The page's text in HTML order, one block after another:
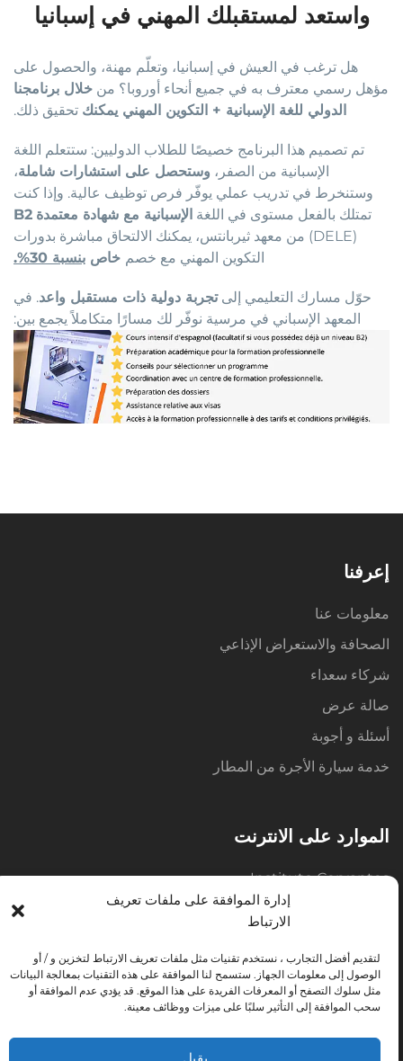
إدارة الموافقة على ملفات تعريف
الارتباط
لتقديم أفضل التجارب ، نستخدم تقنيات مثل ملفات تعريف الارتباط لتخزين و / أو
الوصول إلى معلومات الجهاز. ستسمح لنا الموافقة على هذه التقنيات بمعالجة البيانات
مثل سلوك التصفح أو المعرفات الفريدة على هذا الموقع. قد يؤدي عدم الموافقة أو
سحب الموافقة إلى التأثير سلبًا على ميزات ووظائف معينة.
يقبل
واستعد لمستقبلك المهني في إسبانيا
هل ترغب في العيش في إسبانيا، وتعلّم مهنة، والحصول على
مؤهل رسمي معترف به في جميع أنحاء أوروبا؟ من خلال برنامجنا
الدولي للغة الإسبانية + التكوين المهني يمكنكتحقيق ذلك.
تم تصميم هذا البرنامج خصيصًا للطلاب الدوليين: ستتعلم اللغة
الإسبانية من الصفر، وستحصل على استشارات شاملة،
وستنخرط في تدريب عملي يوفّر فرص توظيف عالية. وإذا كنت
تمتلك بالفعل مستوى
B2 في اللغة الإسبانية مع شهادة معتمدة
من معهد ثيربانتس (DELE)
، يمكنك الالتحاق مباشرة بدورات
التكوين المهني مع خصمخاص بنسبة 30 %.
حوّل مسارك التعليمي إلى تجربة دولية ذات مستقبل واعد. في
المعهد الإسباني في مرسية نوفّر لك مسارًا متكاملاً يجمع بين:
إعرفنا
معلومات عنا
الصحافة والاستعراض الإذاعي
شركاء سعداء
صالة عرض
أسئلة و أجوبة
خدمة سيارة الأجرة من المطار
الموارد على الانترنت
Instituto Cervantes
Instituto Cervantes موارد
قواميس
الصحافة الاسبانية